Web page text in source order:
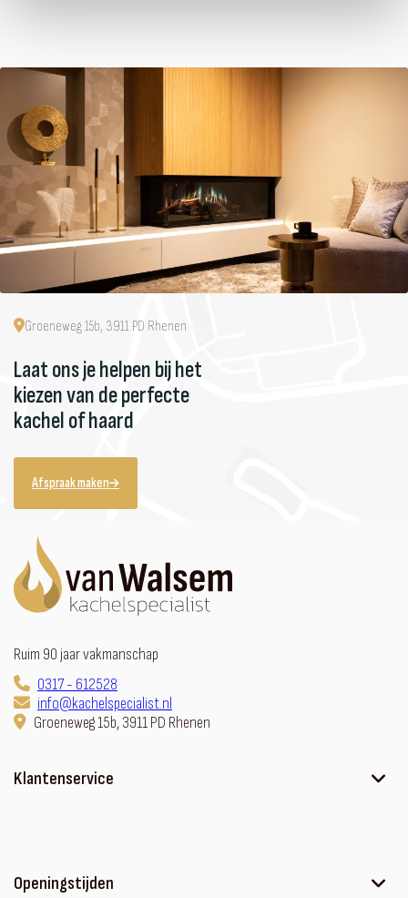
Groeneweg 15b, 3911 PD Rhenen
Laat ons je helpen bij het
kiezen van de perfecte
kachel of haard
Afspraak maken
Ruim 90 jaar vakmanschap
0317 - 612528
info@kachelspecialist.nl
Groeneweg 15b, 3911 PD Rhenen
Klantenservice
Sfeerhaard met meubel
Openingstijden